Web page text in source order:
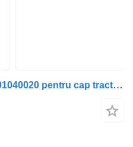
Modulator EBS WABCO 4801040020 pentru cap tractor DAF LF45, LF55, LF180, CF65, CF75, CF85 (2001-)